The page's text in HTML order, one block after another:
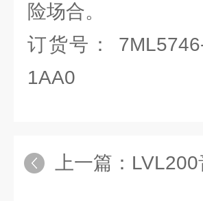
险场合。
订货号：
1AA0
上一篇： LVL200